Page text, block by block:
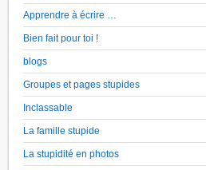
Apprendre à écrire …
Bien fait pour toi !
blogs
Groupes et pages stupides
Inclassable
La famille stupide
La stupidité en photos